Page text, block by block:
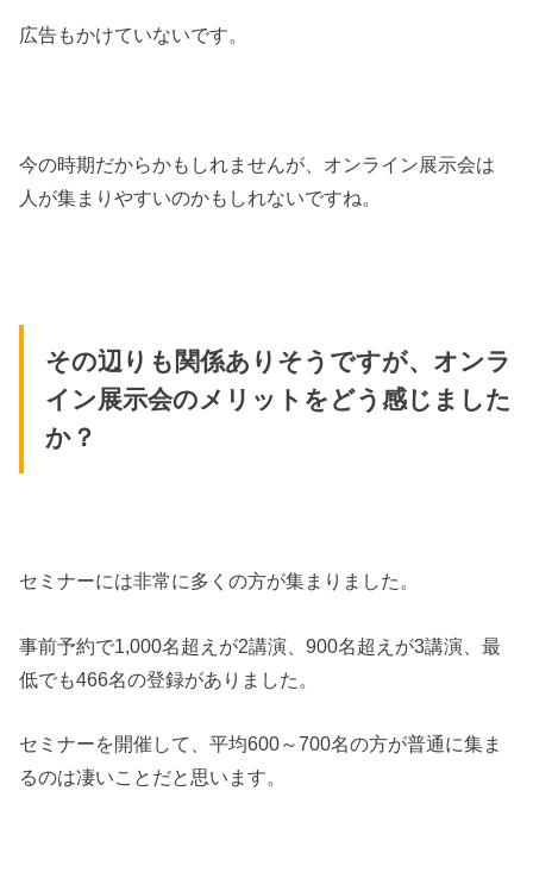
広告もかけていないです。
今の時期だからかもしれませんが、オンライン展示会は
人が集まりやすいのかもしれないですね。
その辺りも関係ありそうですが、オンラ
イン展示会のメリットをどう感じました
か？
セミナーには非常に多くの方が集まりました。
事前予約で1,000名超えが2講演、900名超えが3講演、最
低でも466名の登録がありました。
セミナーを開催して、平均600～700名の方が普通に集ま
るのは凄いことだと思います。